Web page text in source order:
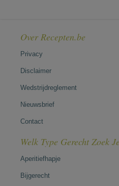
Over Recepten.be
Privacy
Disclaimer
Wedstrijdreglement
Nieuwsbrief
Contact
Welk Type Gerecht Zoek
Aperitiefhapje
Bijgerecht